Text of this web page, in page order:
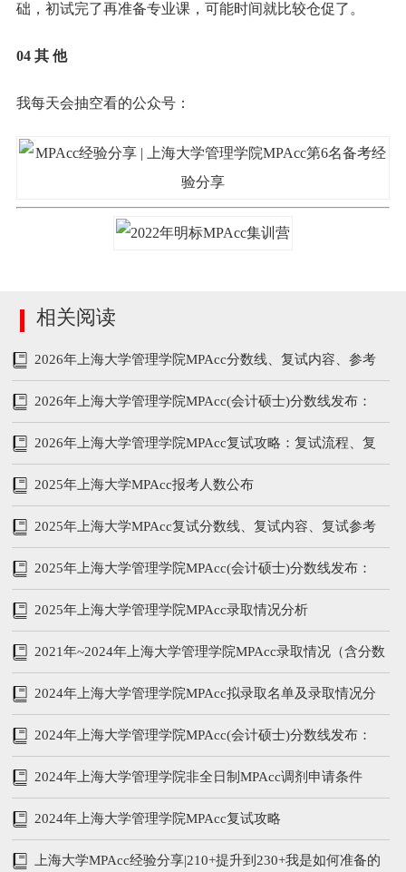
础，初试完了再准备专业课，可能时间就比较仓促了。
04 其 他
我每天会抽空看的公众号：
相关阅读
2026年上海大学管理学院MPAcc分数线、复试内容、参考
书
2026年上海大学管理学院MPAcc(会计硕士)分数线发布：
199/102/51
2026年上海大学管理学院MPAcc复试攻略：复试流程、复
试参考书、分数线
2025年上海大学MPAcc报考人数公布
2025年上海大学MPAcc复试分数线、复试内容、复试参考
书
2025年上海大学管理学院MPAcc(会计硕士)分数线发布：
205/96/48
2025年上海大学管理学院MPAcc录取情况分析
2021年~2024年上海大学管理学院MPAcc录取情况（含分数
线、学费学制、复试内容）
2024年上海大学管理学院MPAcc拟录取名单及录取情况分
析
2024年上海大学管理学院MPAcc(会计硕士)分数线发布：
212/104/52
2024年上海大学管理学院非全日制MPAcc调剂申请条件
2024年上海大学管理学院MPAcc复试攻略
上海大学MPAcc经验分享|210+提升到230+我是如何准备的